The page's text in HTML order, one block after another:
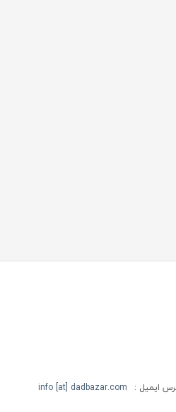
ایمیل : info [at] dadbazar.com